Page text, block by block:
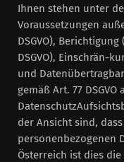
Ihnen stehen unter
Voraussetzungen
DSGVO), Berichtigung
DSGVO), Einschrän-
und
gemäß Art. 77
der Ansicht sind,
personenbezogenen
Österreich ist dies